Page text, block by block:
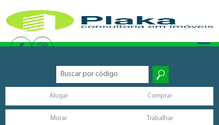
Alugar Comprar
Morar Trabalhar